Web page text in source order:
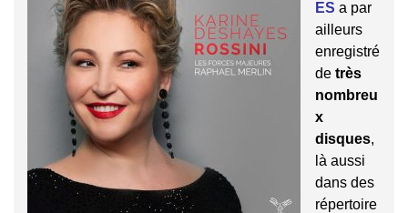
ES a par
ailleurs
enregistré
de très
nombreu
x
disques,
là aussi
dans des
répertoire